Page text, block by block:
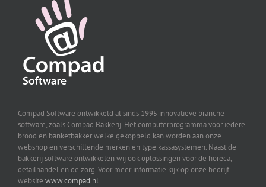
Compad Software ontwikkeld al sinds 1995 innovatieve branche
software, zoals Compad Bakkerij. Het computerprogramma voor iedere
brood en banketbakker welke gekoppeld kan worden aan onze
webshop en verschillende merken en type kassasystemen. Naast de
bakkerij software ontwikkelen wij ook oplossingen voor de horeca,
detailhandel en de zorg. Voor meer informatie kijk op onze bedrijf
website www.compad.nl